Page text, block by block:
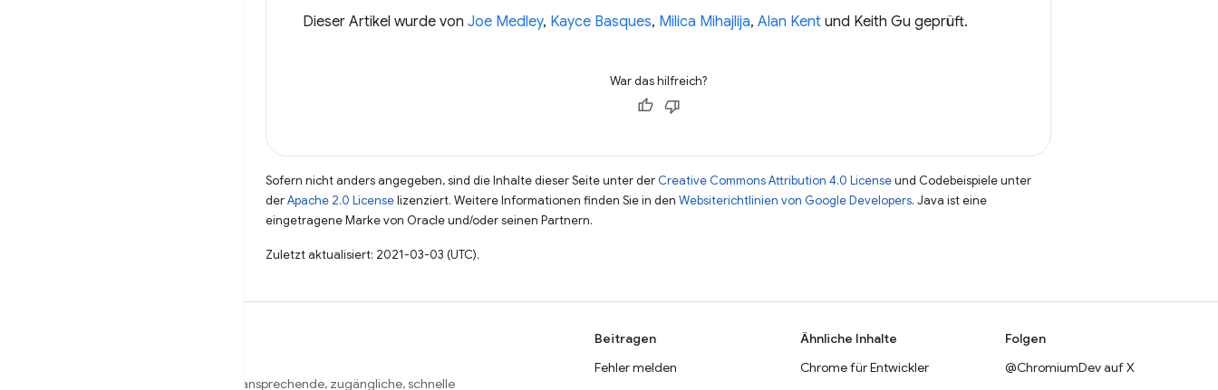
Dieser Artikel wurde von Joe Medley, Kayce Basques, Milica Mihajlija, Alan Kent und Keith Gu geprüft.
War das hilfreich?
Sofern nicht anders angegeben, sind die Inhalte dieser Seite unter der Creative Commons Attribution 4.0 Licenseund Codebeispiele unter
derApache 2.0 Licenselizenziert. Weitere Informationen finden Sie in den Websiterichtlinien von Google Developers. Java ist eine
eingetragene Marke von Oracle und/oder seinen Partnern.
Zuletzt aktualisiert: 2021-03-03 (UTC).
Wir möchten Sie dabei unterstützen, ansprechende, zugängliche, schnelle
Beitragen
Fehler melden
Ähnliche Inhalte
Chrome für Entwickler
Folgen
@ChromiumDev auf X